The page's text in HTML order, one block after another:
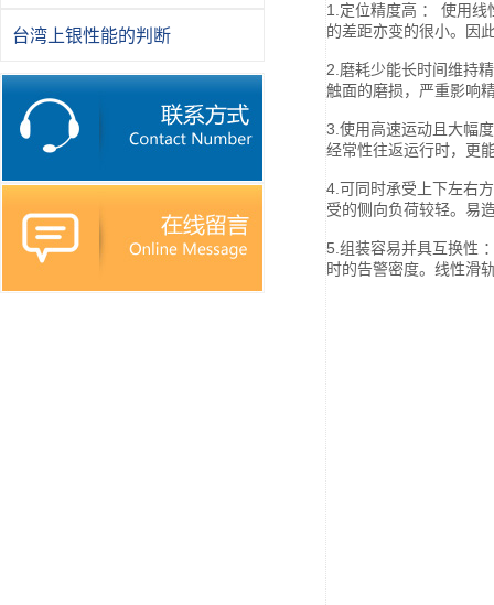
台湾上银性能的判断
1.定位精度高 ： 使用
的差距亦变的很小。因
2.磨耗少能长时间维持
触面的磨损，严重影响
3.使用高速运动且大幅
经常性往返运行时，更
4.可同时承受上下左右
受的侧向负荷较轻。易
5.组装容易并具互换性
时的告警密度。线性滑